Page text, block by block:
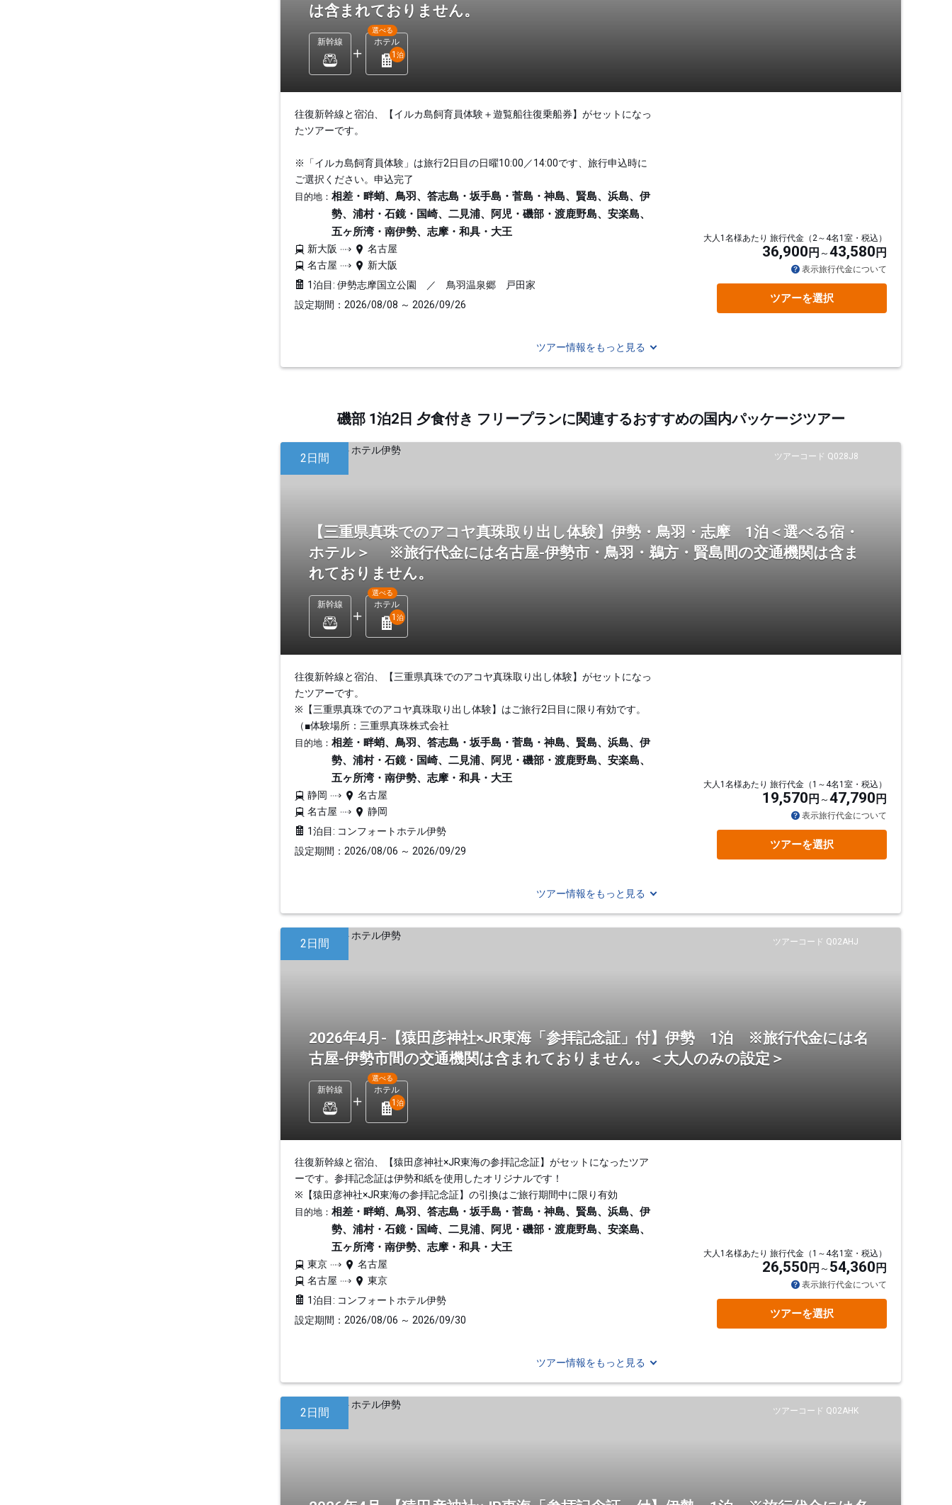
は含まれておりません。
新幹線 ホテル
選べる
1 泊
往復新幹線と宿泊、【イルカ島飼育員体験＋遊覧船往復乗船券】がセットになっ
たツアーです。
※「イルカ島飼育員体験」は旅行2日目の日曜10:00／14:00です、旅行申込時に
ご選択ください。申込完了
目的地： 相差・畔蛸、鳥羽、答志島・坂手島・菅島・神島、賢島、浜島、伊
勢、浦村・石鏡・国崎、二見浦、阿児・磯部・渡鹿野島、安楽島、
五ヶ所湾・南伊勢、志摩・和具・大王
新大阪
名古屋
名古屋
新大阪
1泊目: 伊勢志摩国立公園 ／ 鳥羽温泉郷 戸田家
設定期間：2026/08/08 ～ 2026/09/26
大人1名様あたり 旅行代金（2～4名1室・税込）
36,900 円 43,580 円
表示旅行代金について
ツアーを選択
ツアー情報をもっと見る
磯部 1泊2日 夕食付き フリープランに関連するおすすめの国内パッケージツアー
ツアーコード Q028J8
2日間
【三重県真珠でのアコヤ真珠取り出し体験】伊勢・鳥羽・志摩 1泊＜選べる宿・
ホテル＞ ※旅行代金には名古屋-伊勢市・鳥羽・鵜方・賢島間の交通機関は含ま
れておりません。
新幹線 ホテル
選べる
1 泊
往復新幹線と宿泊、【三重県真珠でのアコヤ真珠取り出し体験】がセットになっ
たツアーです。
※【三重県真珠でのアコヤ真珠取り出し体験】はご旅行2日目に限り有効です。
（■体験場所：三重県真珠株式会社
目的地： 相差・畔蛸、鳥羽、答志島・坂手島・菅島・神島、賢島、浜島、伊
勢、浦村・石鏡・国崎、二見浦、阿児・磯部・渡鹿野島、安楽島、
五ヶ所湾・南伊勢、志摩・和具・大王
静岡
名古屋
名古屋
静岡
1泊目: コンフォートホテル伊勢
設定期間：2026/08/06 ～ 2026/09/29
大人1名様あたり 旅行代金（1～4名1室・税込）
19,570 円 47,790 円
表示旅行代金について
ツアーを選択
ツアー情報をもっと見る
ツアーコード Q02AHJ
2日間
2026年4月-【猿田彦神社×JR東海「参拝記念証」付】伊勢 1泊 ※旅行代金には名
古屋-伊勢市間の交通機関は含まれておりません。＜大人のみの設定＞
新幹線 ホテル
選べる
1 泊
往復新幹線と宿泊、【猿田彦神社×JR東海の参拝記念証】がセットになったツア
ーです。参拝記念証は伊勢和紙を使用したオリジナルです！
※【猿田彦神社×JR東海の参拝記念証】の引換はご旅行期間中に限り有効
目的地： 相差・畔蛸、鳥羽、答志島・坂手島・菅島・神島、賢島、浜島、伊
勢、浦村・石鏡・国崎、二見浦、阿児・磯部・渡鹿野島、安楽島、
五ヶ所湾・南伊勢、志摩・和具・大王
東京
名古屋
名古屋
東京
1泊目: コンフォートホテル伊勢
設定期間：2026/08/06 ～ 2026/09/30
大人1名様あたり 旅行代金（1～4名1室・税込）
26,550 円 54,360 円
表示旅行代金について
ツアーを選択
ツアー情報をもっと見る
ツアーコード Q02AHK
2日間